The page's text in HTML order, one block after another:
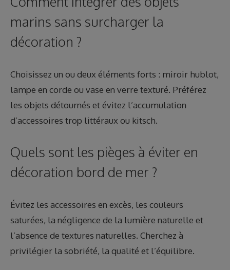
marins sans surcharger la
décoration ?
Choisissez un ou deux éléments forts : miroir hublot,
lampe en corde ou vase en verre texturé. Préférez
les objets détournés et évitez l’accumulation
d’accessoires trop littéraux ou kitsch.
Quels sont les pièges à éviter en
décoration bord de mer ?
Évitez les accessoires en excès, les couleurs
saturées, la négligence de la lumière naturelle et
l’absence de textures naturelles. Cherchez à
privilégier la sobriété, la qualité et l’équilibre.